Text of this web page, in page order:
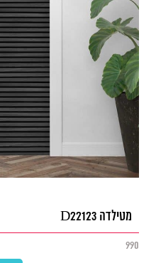
מטילדה D22123
990